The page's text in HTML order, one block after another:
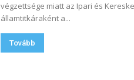
végzettsége miatt az Ipari és
államtitkáraként a...
Tovább